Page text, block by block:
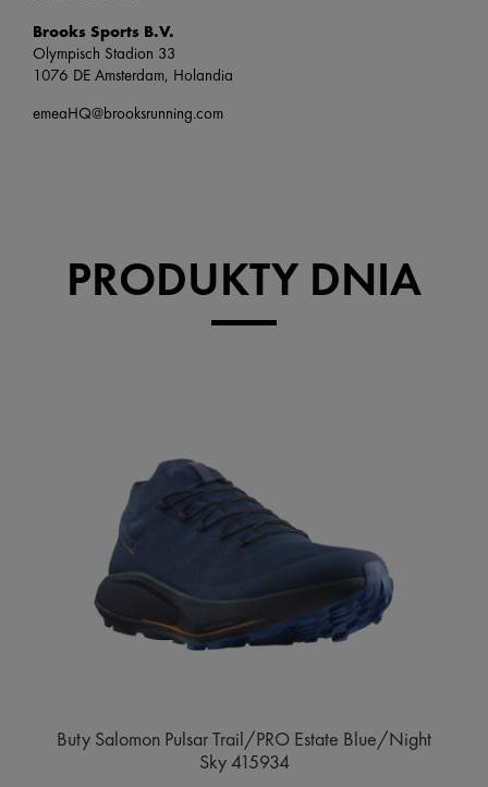
Brooks Sports B.V.
Olympisch Stadion 33
1076 DE Amsterdam, Holandia
emeaHQ@brooksrunning.com
PRODUKTY DNIA
Buty Salomon Pulsar Trail/PRO Estate Blue/Night
Sky 415934